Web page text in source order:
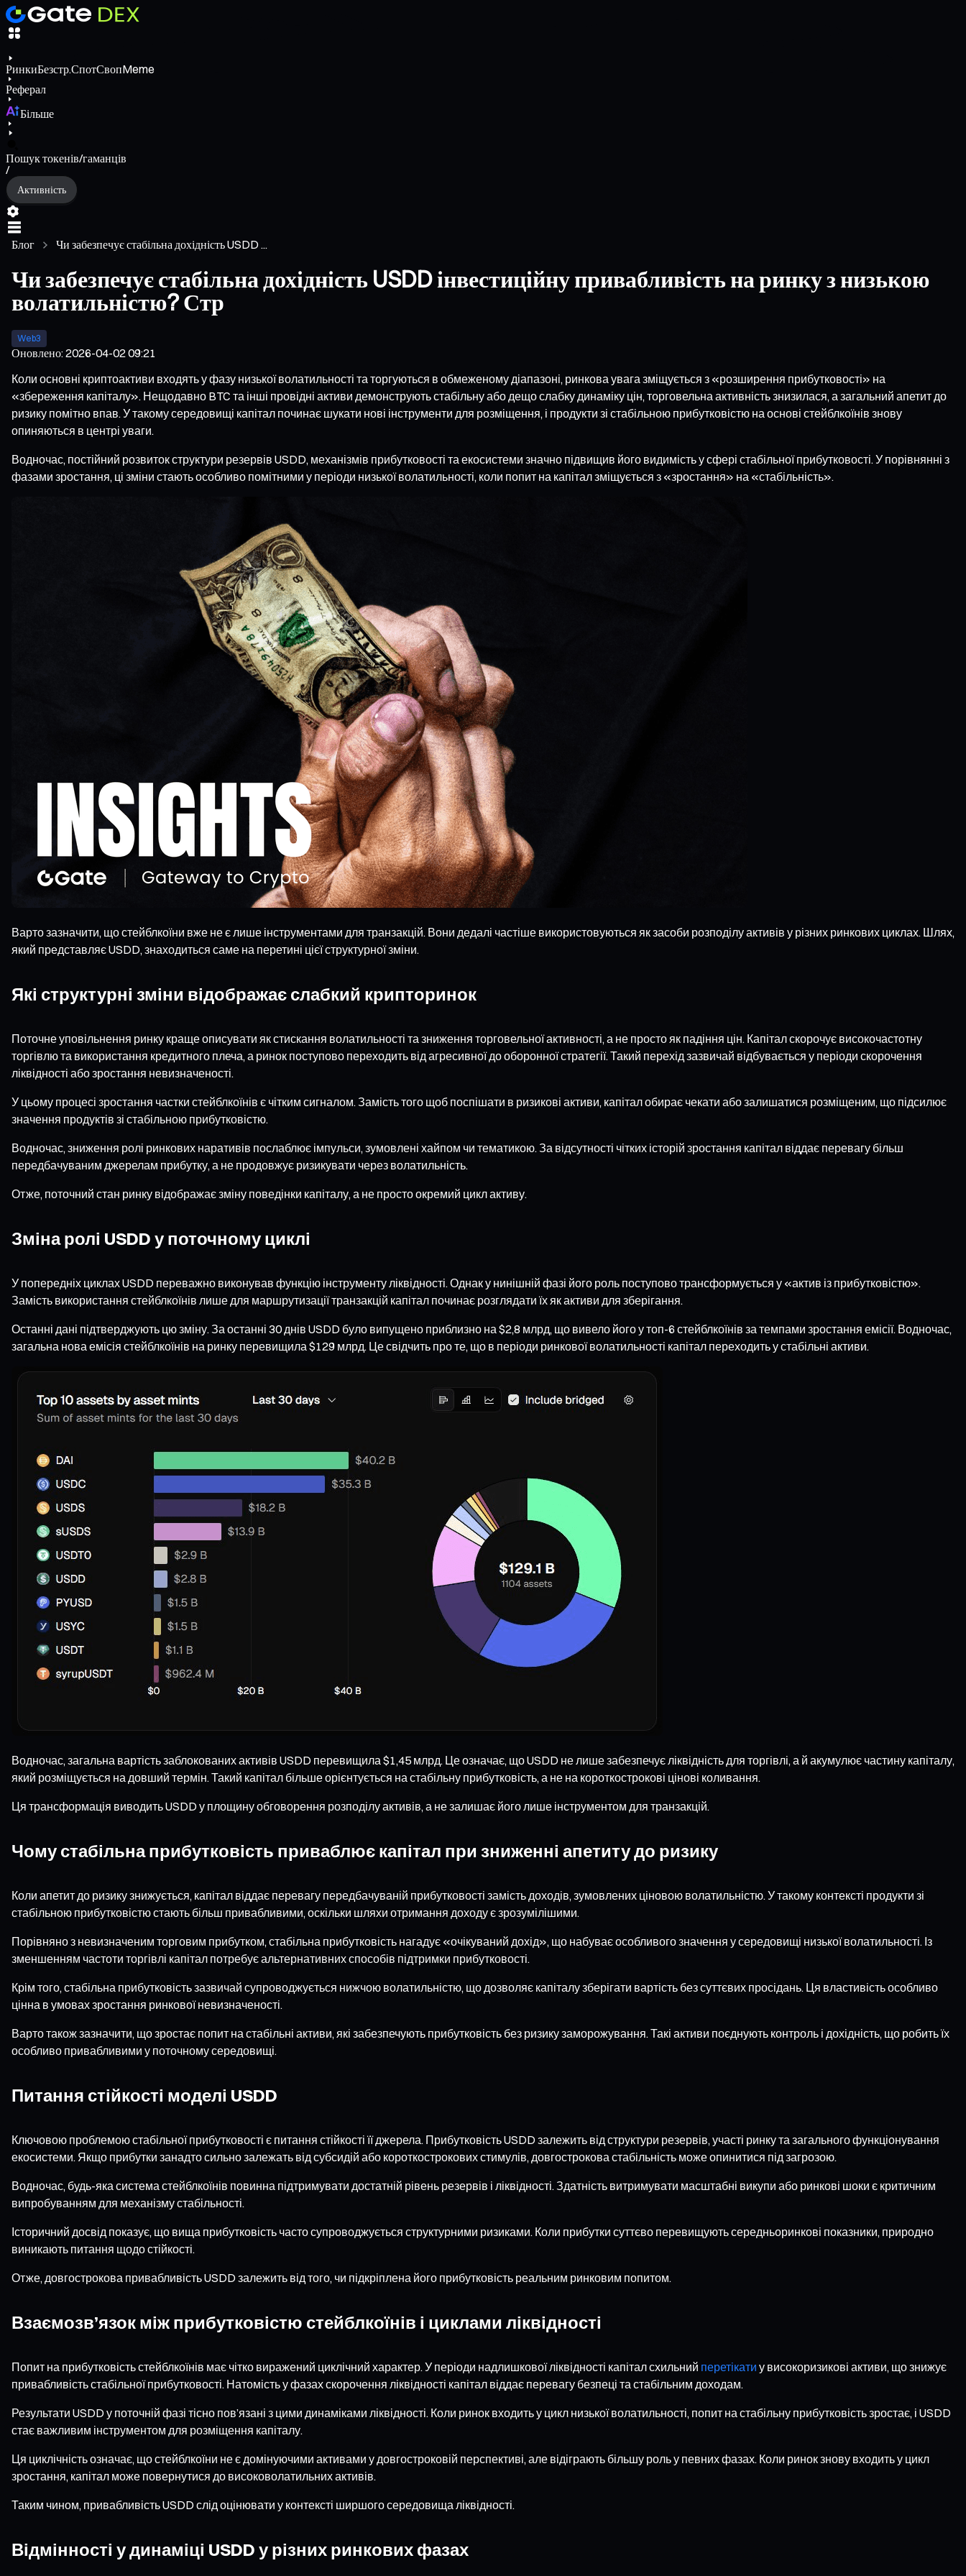
РинкиБезстр.СпотСвопMeme
Реферал
Більше
Пошук токенів/гаманців
/
Активність
Блог Чи забезпечує стабільна дохідність USDD ...
Чи забезпечує стабільна дохідність USDD інвестиційну привабливість на ринку з низькою
волатильністю? Стр
Web3
Оновлено:2026-04-02 09:21
Коли основні криптоактиви входять у фазу низької волатильності та торгуються в обмеженому діапазоні, ринкова увага зміщується з «розширення прибутковості» на
«збереження капіталу». Нещодавно BTC та інші провідні активи демонструють стабільну або дещо слабку динаміку цін, торговельна активність знизилася, а загальний апетит до
ризику помітно впав. У такому середовищі капітал починає шукати нові інструменти для розміщення, і продукти зі стабільною прибутковістю на основі стейблкоїнів знову
опиняються в центрі уваги.
Водночас, постійний розвиток структури резервів USDD, механізмів прибутковості та екосистеми значно підвищив його видимість у сфері стабільної прибутковості. У порівнянні з
фазами зростання, ці зміни стають особливо помітними у періоди низької волатильності, коли попит на капітал зміщується з «зростання» на «стабільність».
Варто зазначити, що стейблкоїни вже не є лише інструментами для транзакцій. Вони дедалі частіше використовуються як засоби розподілу активів у різних ринкових циклах. Шлях,
який представляє USDD, знаходиться саме на перетині цієї структурної зміни.
Які структурні зміни відображає слабкий крипторинок
Поточне уповільнення ринку краще описувати як стискання волатильності та зниження торговельної активності, а не просто як падіння цін. Капітал скорочує високочастотну
торгівлю та використання кредитного плеча, а ринок поступово переходить від агресивної до оборонної стратегії. Такий перехід зазвичай відбувається у періоди скорочення
ліквідності або зростання невизначеності.
У цьому процесі зростання частки стейблкоїнів є чітким сигналом. Замість того щоб поспішати в ризикові активи, капітал обирає чекати або залишатися розміщеним, що підсилює
значення продуктів зі стабільною прибутковістю.
Водночас, зниження ролі ринкових наративів послаблює імпульси, зумовлені хайпом чи тематикою. За відсутності чітких історій зростання капітал віддає перевагу більш
передбачуваним джерелам прибутку, а не продовжує ризикувати через волатильність.
Отже, поточний стан ринку відображає зміну поведінки капіталу, а не просто окремий цикл активу.
Зміна ролі USDD у поточному циклі
У попередніх циклах USDD переважно виконував функцію інструменту ліквідності. Однак у нинішній фазі його роль поступово трансформується у «актив із прибутковістю».
Замість використання стейблкоїнів лише для маршрутизації транзакцій капітал починає розглядати їх як активи для зберігання.
Останні дані підтверджують цю зміну. За останні 30 днів USDD було випущено приблизно на $2,8 млрд, що вивело його у топ-6 стейблкоїнів за темпами зростання емісії. Водночас,
загальна нова емісія стейблкоїнів на ринку перевищила $129 млрд. Це свідчить про те, що в періоди ринкової волатильності капітал переходить у стабільні активи.
Водночас, загальна вартість заблокованих активів USDD перевищила $1,45 млрд. Це означає, що USDD не лише забезпечує ліквідність для торгівлі, а й акумулює частину капіталу,
який розміщується на довший термін. Такий капітал більше орієнтується на стабільну прибутковість, а не на короткострокові цінові коливання.
Ця трансформація виводить USDD у площину обговорення розподілу активів, а не залишає його лише інструментом для транзакцій.
Чому стабільна прибутковість приваблює капітал при зниженні апетиту до ризику
Коли апетит до ризику знижується, капітал віддає перевагу передбачуваній прибутковості замість доходів, зумовлених ціновою волатильністю. У такому контексті продукти зі
стабільною прибутковістю стають більш привабливими, оскільки шляхи отримання доходу є зрозумілішими.
Порівняно з невизначеним торговим прибутком, стабільна прибутковість нагадує «очікуваний дохід», що набуває особливого значення у середовищі низької волатильності. Із
зменшенням частоти торгівлі капітал потребує альтернативних способів підтримки прибутковості.
Крім того, стабільна прибутковість зазвичай супроводжується нижчою волатильністю, що дозволяє капіталу зберігати вартість без суттєвих просідань. Ця властивість особливо
цінна в умовах зростання ринкової невизначеності.
Варто також зазначити, що зростає попит на стабільні активи, які забезпечують прибутковість без ризику заморожування. Такі активи поєднують контроль і дохідність, що робить їх
особливо привабливими у поточному середовищі.
Питання стійкості моделі USDD
Ключовою проблемою стабільної прибутковості є питання стійкості її джерела. Прибутковість USDD залежить від структури резервів, участі ринку та загального функціонування
екосистеми. Якщо прибутки занадто сильно залежать від субсидій або короткострокових стимулів, довгострокова стабільність може опинитися під загрозою.
Водночас, будь-яка система стейблкоїнів повинна підтримувати достатній рівень резервів і ліквідності. Здатність витримувати масштабні викупи або ринкові шоки є критичним
випробуванням для механізму стабільності.
Історичний досвід показує, що вища прибутковість часто супроводжується структурними ризиками. Коли прибутки суттєво перевищують середньоринкові показники, природно
виникають питання щодо стійкості.
Отже, довгострокова привабливість USDD залежить від того, чи підкріплена його прибутковість реальним ринковим попитом.
Взаємозв’язок між прибутковістю стейблкоїнів і циклами ліквідності
Попит на прибутковість стейблкоїнів має чітко виражений циклічний характер. У періоди надлишкової ліквідності капітал схильний перетікати у високоризикові активи, що знижує
привабливість стабільної прибутковості. Натомість у фазах скорочення ліквідності капітал віддає перевагу безпеці та стабільним доходам.
Результати USDD у поточній фазі тісно пов’язані з цими динаміками ліквідності. Коли ринок входить у цикл низької волатильності, попит на стабільну прибутковість зростає, і USDD
стає важливим інструментом для розміщення капіталу.
Ця циклічність означає, що стейблкоїни не є домінуючими активами у довгостроковій перспективі, але відіграють більшу роль у певних фазах. Коли ринок знову входить у цикл
зростання, капітал може повернутися до високоволатильних активів.
Таким чином, привабливість USDD слід оцінювати у контексті ширшого середовища ліквідності.
Відмінності у динаміці USDD у різних ринкових фазах